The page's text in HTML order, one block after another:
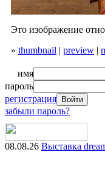
Это изображение
» thumbnail | preview |
имя
пароль
регистрация
забыли пароль?
08.08.26 Выставка